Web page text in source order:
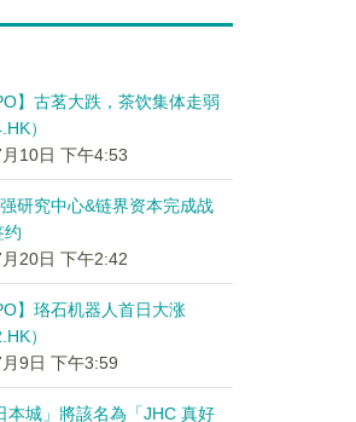
】古茗大跌，茶饮集体走弱
）
10日 下午4:53
研究中心&链界资本完成战
约
20日 下午2:42
】珞石机器人首日大涨
）
9日 下午3:59
本城」將該名為「JHC 真好